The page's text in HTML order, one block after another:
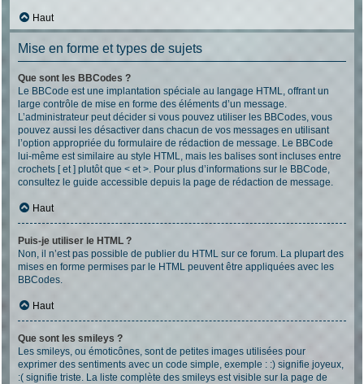
Haut
Mise en forme et types de sujets
Que sont les BBCodes ?
Le BBCode est une implantation spéciale au langage HTML, offrant un
large contrôle de mise en forme des éléments d’un message.
L’administrateur peut décider si vous pouvez utiliser les BBCodes, vous
pouvez aussi les désactiver dans chacun de vos messages en utilisant
l’option appropriée du formulaire de rédaction de message. Le BBCode
lui-même est similaire au style HTML, mais les balises sont incluses entre
crochets [ et ] plutôt que < et >. Pour plus d’informations sur le BBCode,
consultez le guide accessible depuis la page de rédaction de message.
Haut
Puis-je utiliser le HTML ?
Non, il n’est pas possible de publier du HTML sur ce forum. La plupart des
mises en forme permises par le HTML peuvent être appliquées avec les
BBCodes.
Haut
Que sont les smileys ?
Les smileys, ou émoticônes, sont de petites images utilisées pour
exprimer des sentiments avec un code simple, exemple : :) signifie joyeux,
:( signifie triste. La liste complète des smileys est visible sur la page de